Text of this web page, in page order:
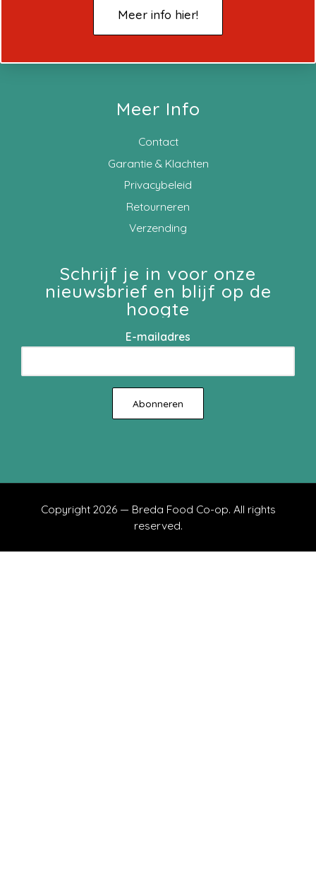
Meer info hier!
Meer Info
Contact
Garantie & Klachten
Privacybeleid
Retourneren
Verzending
Schrijf je in voor onze
nieuwsbrief en blijf op de
hoogte
E-mailadres
Copyright 2026 — Breda Food Co-op. All rights
reserved.